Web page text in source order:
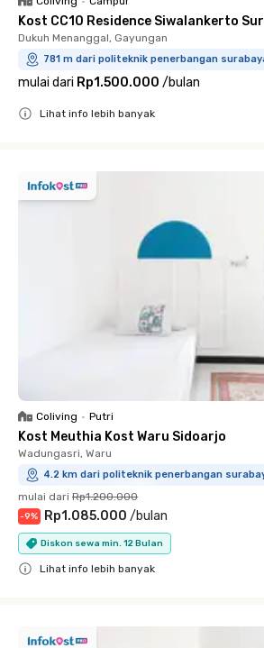
Kost CC10 Residence Siwalankerto
Dukuh Menanggal, Gayungan
781 m dari politeknik penerbangan
mulai dari Rp1.500.000 /bulan
Lihat info lebih banyak
Coliving • Putri
Kost Meuthia Kost Waru Sidoarjo
Wadungasri, Waru
4.2 km dari politeknik penerbangan
mulai dari Rp1.200.000
-9% Rp1.085.000 /bulan
Diskon sewa min. 12 Bulan
Lihat info lebih banyak